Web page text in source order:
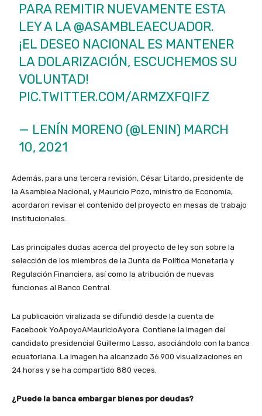
PARA REMITIR NUEVAMENTE ESTA
LEY A LA@ASAMBLEAECUADOR.
¡EL DESEO NACIONAL ES MANTENER
LA DOLARIZACIÓN, ESCUCHEMOS SU
VOLUNTAD!
PIC.TWITTER.COM/ARMZXFQIFZ
— LENÍN MORENO (@LENIN) MARCH
10, 2021
Además, para una tercera revisión, César Litardo, presidente de
la Asamblea Nacional, y Mauricio Pozo, ministro de Economía,
acordaron revisar el contenido del proyecto en mesas de trabajo
institucionales.
Las principales dudas acerca del proyecto de ley son sobre la
selección de los miembros de la Junta de Política Monetaria y
Regulación Financiera, así como la atribución de nuevas
funciones al Banco Central.
La publicación viralizada se difundió desde la cuenta de
Facebook YoApoyoAMauricioAyora. Contiene la imagen del
candidato presidencial Guillermo Lasso, asociándolo con la banca
ecuatoriana. La imagen ha alcanzado 36.900 visualizaciones en
24 horas y se ha compartido 880 veces.
¿Puede la banca embargar bienes por deudas?